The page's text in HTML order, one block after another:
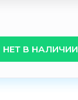
НЕТ В НАЛИЧИИ